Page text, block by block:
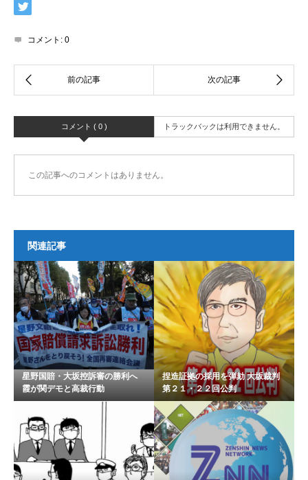
コメント: 0
コメント ( 0 ) トラックバックは利用できません。
この記事へのコメントはありません。
関連記事
星野国賠・大坂控訴審の勝利へ
霞が関デモと高裁行動
捏造証拠の採用を弾劾 大坂裁判
第２１・２２回公判